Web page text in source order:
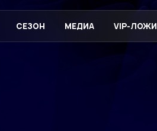
СЕЗОН МЕДИА VIP-ЛОЖИ